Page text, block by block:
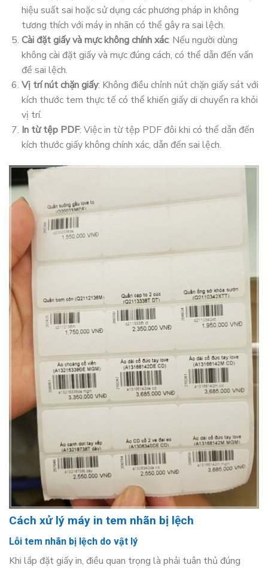
hiệu suất sai hoặc sử dụng các phương pháp in không
tương thích với máy in nhãn có thể gây ra sai lệch.
Cài đặt giấy và mực không chính xác: Nếu người dùng
không cài đặt giấy và mực đúng cách, có thể dẫn đến vấn
đề sai lệch.
Vị trí nút chặn giấy: Không điều chỉnh nút chặn giấy sát với
kích thước tem thực tế có thể khiến giấy di chuyển ra khỏi
vị trí.
In từ tệp PDF: Việc in từ tệp PDF đôi khi có thể dẫn đến
kích thước giấy không chính xác, dẫn đến sai lệch.
Cách xử lý máy in tem nhãn bị lệch
Lỗi tem nhãn bị lệch do vật lý
Khi lắp đặt giấy in, điều quan trọng là phải tuân thủ đúng